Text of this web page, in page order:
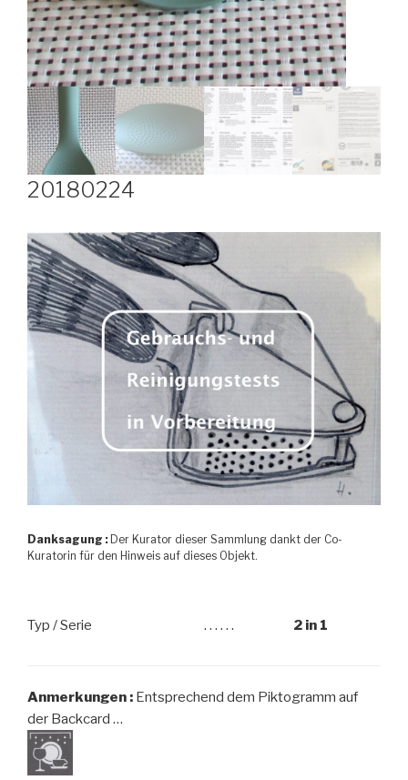
20180224
Danksagung : Der Kurator dieser Sammlung dankt der Co-
Kuratorin für den Hinweis auf dieses Objekt.
Typ / Serie . . . . . . 2 in 1
Anmerkungen : Entsprechend dem Piktogramm auf
der Backcard …